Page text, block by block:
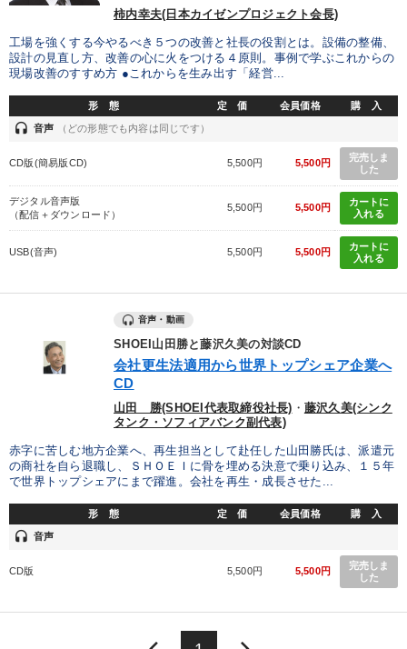
FCビジネス マーケティング 上場企業
健康・ウェルビーイング 一流人
※「更新」を押すと「カテゴリー」「目的別」「キーワード」を更新いただけます。
local_offer タグから探す refresh 更新する
すべての音声・動画（全2077タイトル）からお探しいただけます
タグ・キーワード
異発想 成功哲学 経営計画 節税 DX
企業再建
後継者 デジタルマーケティング
聞き手・作間信司 会社を守る 仕事術・ビジネスハック
M&A 採用 繁盛 話し方 お金の授業 早分かり
営業
柿内幸夫(日本カイゼンプロジェクト会長)
工場を強くする今やるべき５つの改善と社長の役割とは。設備の整備、
設計の見直し方、改善の心に火をつける４原則。事例で学ぶこれからの
現場改善のすすめ方 ●これからを生み出す「経営...
形 態 定 価 会員価格 購 入
headset 音声 （どの形態でも内容は同じです）
CD版(簡易版CD) 5,500円 5,500円
完売しま
した
デジタル音声版
（配信＋ダウンロード）
5,500円 5,500円
カートに
入れる
USB(音声) 5,500円 5,500円
カートに
入れる
音声・動画
SHOEI山田勝と藤沢久美の対談CD
会社更生法適用から世界トップシェア企業へ
CD
山田 勝(SHOEI代表取締役社長) ・ 藤沢久美(シンク
タンク・ソフィアバンク副代表)
赤字に苦しむ地方企業へ、再生担当として赴任した山田勝氏は、派遣元
の商社を自ら退職し、ＳＨＯＥＩに骨を埋める決意で乗り込み、１５年
で世界トップシェアにまで躍進。会社を再生・成長させた...
形 態 定 価 会員価格 購 入
headset 音声
CD版 5,500円 5,500円
完売しま
した